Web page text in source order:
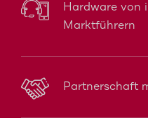
Hardware von
Marktführern
Partnerschaft